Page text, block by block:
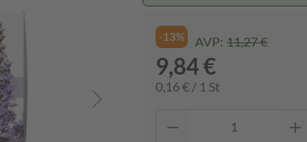
-13% AVP: 11,27 €
9,84 €
0,16 € / 1 St